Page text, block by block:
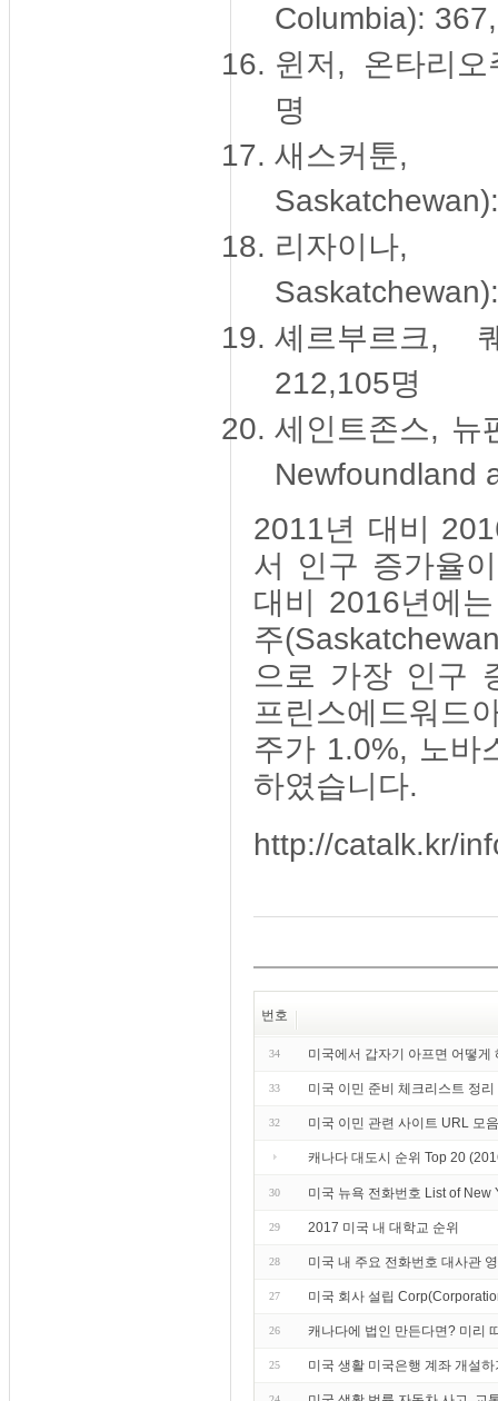
Columbia):
윈저, 온타리
명
새스커툰,
리자이나,
셰르부르크,
212,105명
세인트존스, 뉴
Newfoundland
2011년 대비
서 인구 증가율
대비 2016년에
주
으로 가장 인구
프린스에드워드
주가 1.0%, 노바
하였습니다.
http://catalk.kr/
번호
34 미국에서 갑자기 아프면 어떻게
33 미국 이민 준비 체크리스트 정리
32 미국 이민 관련 사이트 URL 모
캐나다 대도시 순위 Top 20
30 미국 뉴욕 전화번호 List of
29 2017 미국 내 대학교 순위
28 미국 내 주요 전화번호 대사관
27 미국 회사 설립
26 캐나다에 법인 만든다면? 미리
25 미국 생활 미국은행 계좌 개설하